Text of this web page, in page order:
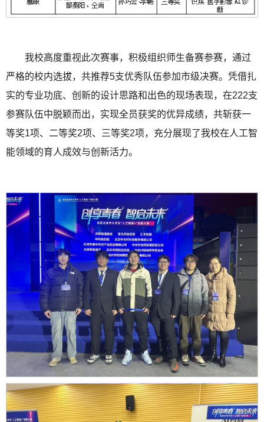
我校高度重视此次赛事，积极组织师生备赛参赛，通过
严格的校内选拔，共推荐5支优秀队伍参加市级决赛。凭借扎
实的专业功底、创新的设计思路和出色的现场表现，在222支
参赛队伍中脱颖而出，实现全员获奖的优异成绩，共斩获一
等奖1项、二等奖2项、三等奖2项，充分展现了我校在人工智
能领域的育人成效与创新活力。